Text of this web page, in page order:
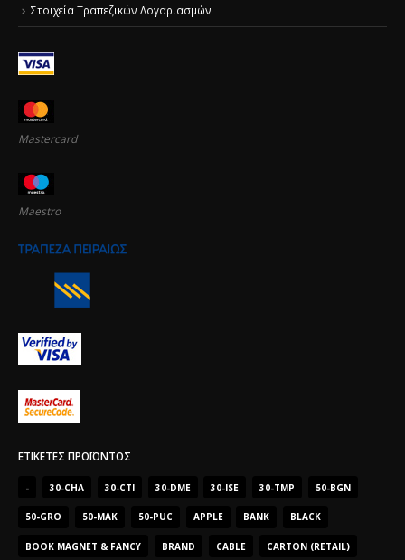
Στοιχεία Τραπεζικών Λογαριασμών
Mastercard
Maestro
ΕΤΙΚΈΤΕΣ ΠΡΟΪΌΝΤΟΣ
- 30-CHA 30-CTI 30-DME 30-ISE 30-TMP 50-BGN
50-GRO 50-MAK 50-PUC APPLE BANK BLACK
BOOK MAGNET & FANCY BRAND CABLE CARTON (RETAIL)